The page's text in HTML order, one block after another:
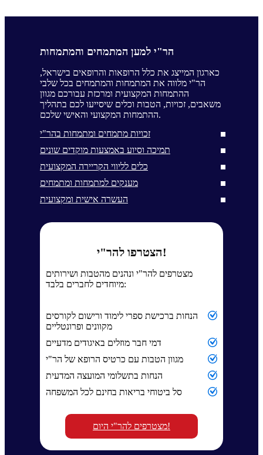
הר"י למען המתמחים והמתמחות
כארגון המייצג את כלל הרופאות והרופאים בישראל,
הר"י מלווה את המתמחות והמתמחים בכל שלבי
ההתמחות המקצועית ומרכזת עבורכם מגוון
משאבים, זכויות, הטבות וכלים שיסייעו לכם בתהליך
ההתמחות המקצועי והאישי שלכם.
זכויות מתמחים ומתמחות בהר"י
תמיכה וסיוע באמצעות מוקדים שונים
כלים לליווי הקריירה המקצועית
מענקים למתמחות ומתמחים
העשרה אישית ומקצועית
הצטרפו להר"י!
מצטרפים להר"י ונהנים מהטבות ושירותים
מיוחדים לחברים בלבד:
הנחות ברכישת ספרי לימוד ורישום לקורסים
מקוונים ופרונטליים
דמי חבר מוזלים באיגודים מדעיים
מגוון הטבות עם כרטיס הרופא של הר"י
הנחות בתשלומי המועצה המדעית
סל ביטוחי בריאות בחינם לכל המשפחה
מצטרפים להר"י היום!